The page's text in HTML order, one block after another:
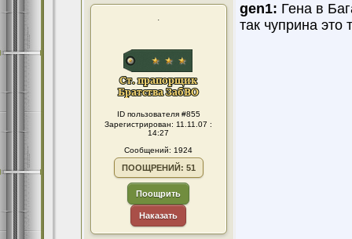
.
ID пользователя #855
Зарегистрирован: 11.11.07 :
14:27
Сообщений: 1924
ПООЩРЕНИЙ: 51
Поощрить
Наказать
gen1: Гена в
так чуприна это